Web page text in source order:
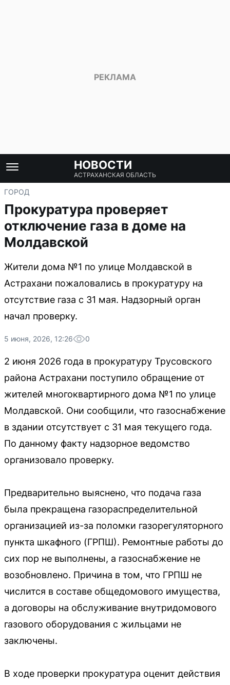
НОВОСТИ
АСТРАХАНСКАЯ ОБЛАСТЬ
ГОРОД
Прокуратура проверяет
отключение газа в доме на
Молдавской
Жители дома №1 по улице Молдавской в
Астрахани пожаловались в прокуратуру на
отсутствие газа с 31 мая. Надзорный орган
начал проверку.
5 июня, 2026, 12:26 0
2 июня 2026 года в прокуратуру Трусовского
района Астрахани поступило обращение от
жителей многоквартирного дома №1 по улице
Молдавской. Они сообщили, что газоснабжение
в здании отсутствует с 31 мая текущего года.
По данному факту надзорное ведомство
организовало проверку.
Предварительно выяснено, что подача газа
была прекращена газораспределительной
организацией из-за поломки газорегуляторного
пункта шкафного (ГРПШ). Ремонтные работы до
сих пор не выполнены, а газоснабжение не
возобновлено. Причина в том, что ГРПШ не
числится в составе общедомового имущества,
а договоры на обслуживание внутридомового
газового оборудования с жильцами не
заключены.
В ходе проверки прокуратура оценит действия